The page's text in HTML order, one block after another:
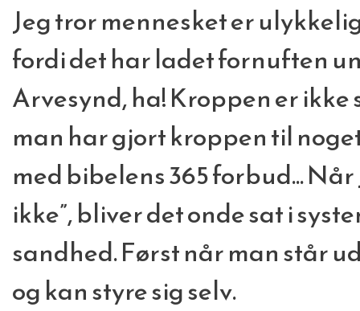
Jeg tror mennesket er
fordi det har ladet fornuften
Arvesynd, ha! Kroppen er ikke
man har gjort kroppen til
med bibelens 365 forbud...
ikke”, bliver det onde sat i
sandhed. Først når man står
og kan styre sig selv.